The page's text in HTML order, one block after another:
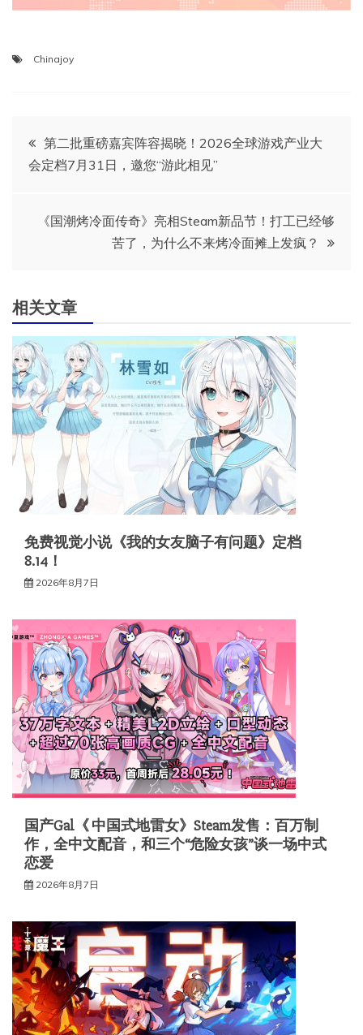
Chinajoy
文
章
第二批重磅嘉宾阵容揭晓！2026全球游戏产业大
会定档7月31日，邀您“游此相见”
《国潮烤冷面传奇》亮相Steam新品节！打工已经够
苦了，为什么不来烤冷面摊上发疯？
相关文章
免费视觉小说《我的女友脑子有问题》定档
8.14！
2026年8月7日
国产Gal《 中国式地雷女》Steam发售：百万制
作，全中文配音，和三个“危险女孩”谈一场中式
恋爱
2026年8月7日